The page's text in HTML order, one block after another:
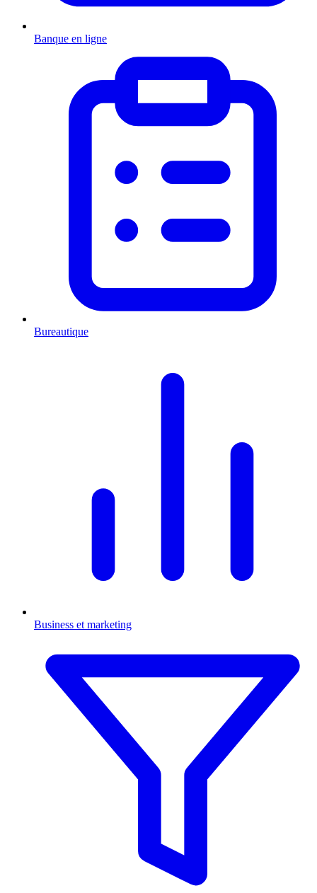
Banque en ligne
Bureautique
Business et marketing